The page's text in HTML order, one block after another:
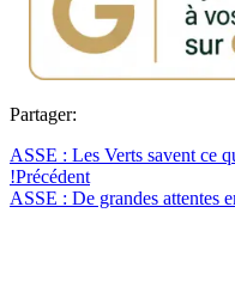
Partager:
ASSE : Les Verts savent ce
!Précédent
ASSE : De grandes attentes